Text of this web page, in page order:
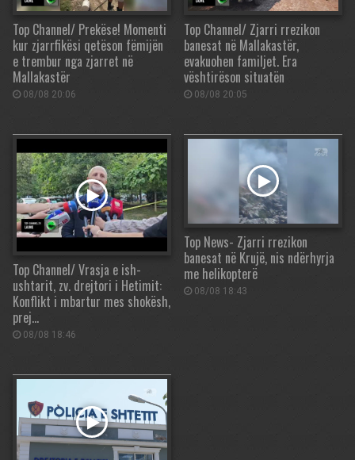
Top Channel/ Prekëse! Momenti
kur zjarrfikësi qetëson fëmijën
e trembur nga zjarret në
Mallakastër
08/08 20:06
Top Channel/ Zjarri rrezikon
banesat në Mallakastër,
evakuohen familjet. Era
vështirëson situatën
08/08 20:05
Top Channel/ Vrasja e ish-
ushtarit, zv. drejtori i Hetimit:
Konflikt i mbartur mes shokësh,
prej…
08/08 18:46
Top News- Zjarri rrezikon
banesat në Krujë, nis ndërhyrja
me helikopterë
08/08 18:43